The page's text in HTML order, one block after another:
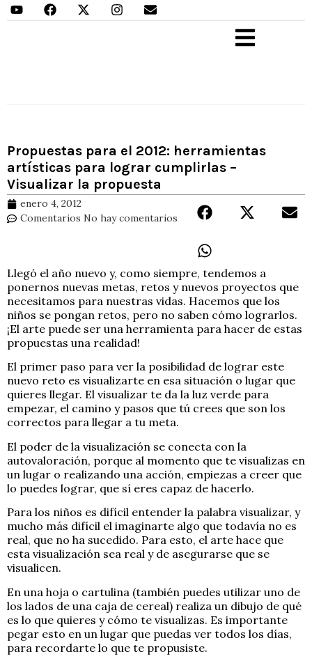
Propuestas para el 2012: herramientas
artísticas para lograr cumplirlas –
Visualizar la propuesta
enero 4, 2012
Comentarios No hay comentarios
Llegó el año nuevo y, como siempre, tendemos a
ponernos nuevas metas, retos y nuevos proyectos que
necesitamos para nuestras vidas. Hacemos que los
niños se pongan retos, pero no saben cómo lograrlos.
¡El arte puede ser una herramienta para hacer de estas
propuestas una realidad!
El primer paso para ver la posibilidad de lograr este
nuevo reto es visualizarte en esa situación o lugar que
quieres llegar. El visualizar te da la luz verde para
empezar, el camino y pasos que tú crees que son los
correctos para llegar a tu meta.
El poder de la visualización se conecta con la
autovaloración, porque al momento que te visualizas en
un lugar o realizando una acción, empiezas a creer que
lo puedes lograr, que sí eres capaz de hacerlo.
Para los niños es difícil entender la palabra visualizar, y
mucho más difícil el imaginarte algo que todavía no es
real, que no ha sucedido. Para esto, el arte hace que
esta visualización sea real y de asegurarse que se
visualicen.
En una hoja o cartulina (también puedes utilizar uno de
los lados de una caja de cereal) realiza un dibujo de qué
es lo que quieres y cómo te visualizas. Es importante
pegar esto en un lugar que puedas ver todos los días,
para recordarte lo que te propusiste.